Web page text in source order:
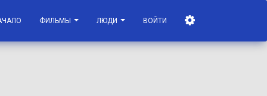
ФИЛЬМЫ ЛЮДИ ВОЙТИ